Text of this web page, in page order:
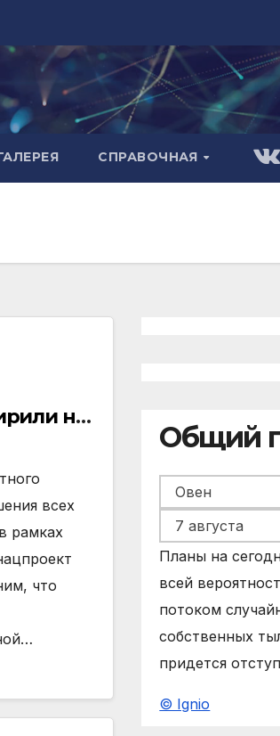
СПРАВОЧНАЯ
на
всех
рамках
что
Общий
Планы на
всей
потоком
собственных
придется
© Ignio